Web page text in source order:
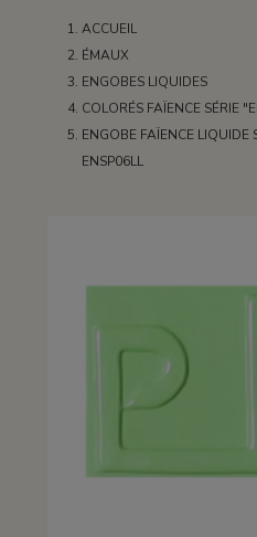
ACCUEIL
ÉMAUX
ENGOBES LIQUIDES
COLORÉS FAÏENCE SÉRIE
ENGOBE FAÏENCE LIQUIDE
ENSP06LL